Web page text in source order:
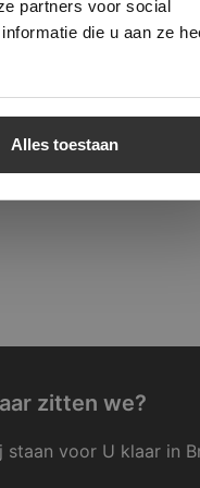
partners voor social
die u aan ze
Alles toestaan
zitten we?
staan voor U klaar in